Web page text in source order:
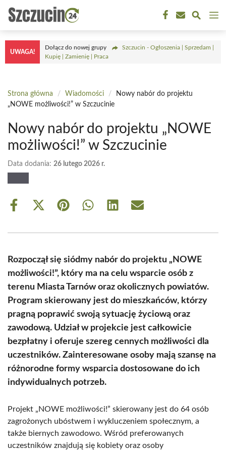
Przejdź
treści
UWAGA!
Dołącz do nowej grupy
Szczucin - Ogłoszenia | Sprzedam |
Kupię | Zamienię | Praca
Strona główna / Wiadomości /
Nowy nabór do projektu
„NOWE możliwości!” w Szczucinie
Nowy nabór do projektu „NOWE
możliwości!” w Szczucinie
Data dodania: 26 lutego 2026 r.
Share
Share
(Twitter)
Share Share Share Share
Rozpoczął się siódmy nabór do projektu „NOWE
możliwości!”, który ma na celu wsparcie osób z
terenu Miasta Tarnów oraz okolicznych powiatów.
Program skierowany jest do mieszkańców, którzy
pragną poprawić swoją sytuację życiową oraz
zawodową. Udział w projekcie jest całkowicie
bezpłatny i oferuje szereg cennych możliwości dla
uczestników. Zainteresowane osoby mają szansę na
różnorodne formy wsparcia dostosowane do ich
indywidualnych potrzeb.
Projekt „NOWE możliwości!” skierowany jest do 64 osób
zagrożonych ubóstwem i wykluczeniem społecznym, a
także biernych zawodowo. Wśród preferowanych
uczestników znajdują się kobiety oraz osoby